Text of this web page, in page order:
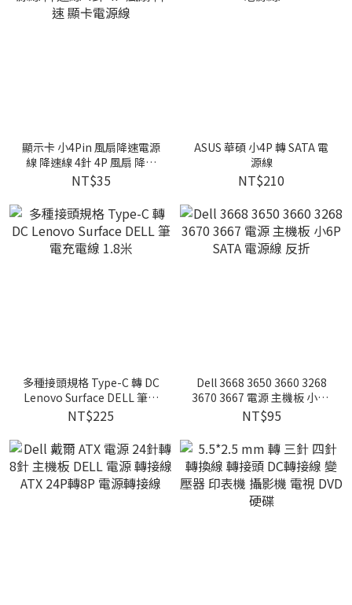
顯示卡 小4Pin 風扇降速電源
線 降速線 4針 4P 風扇 降速
顯卡電源線
NT$35
ASUS 華碩 小4P 轉 SATA 電
源線
NT$210
多種接頭規格 Type-C 轉 DC
Lenovo Surface DELL 筆電
充電線 1.8米
NT$225
Dell 3668 3650 3660 3268
3670 3667 電源 主機板 小6P
SATA 電源線 反折
NT$95